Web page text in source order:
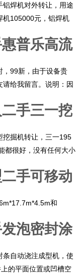
焊机对外转让，用途
机105000元，铝焊机
普乐高流
，99新，由于设备贵
给我留言。说明：因
手三一挖
挖掘机转让，三一195
都很好，没有任何大小
手可移动
和
泡密封涂
条自动浇注成型机，使
的平面位置或凹槽空